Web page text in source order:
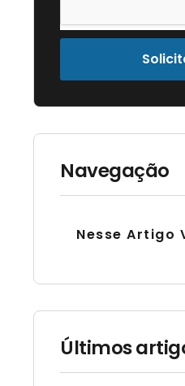
Navegação
Nesse Artigo
Últimos